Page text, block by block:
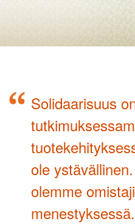
Solidaarisuus
ole
olemme
menestyksessä.